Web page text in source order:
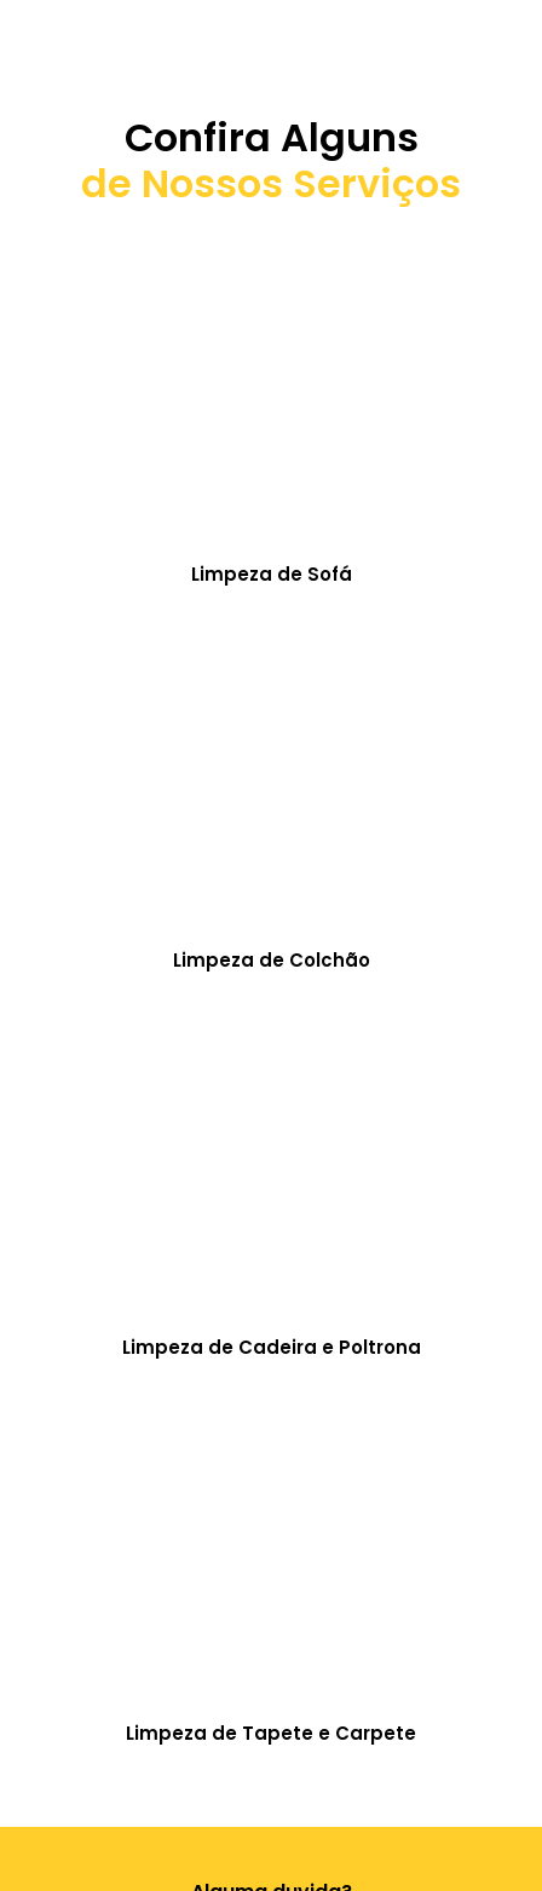
Confira Alguns
de Nossos Serviços
Limpeza de Sofá
Limpeza de Colchão
Limpeza de Cadeira e Poltrona
Limpeza de Tapete e Carpete